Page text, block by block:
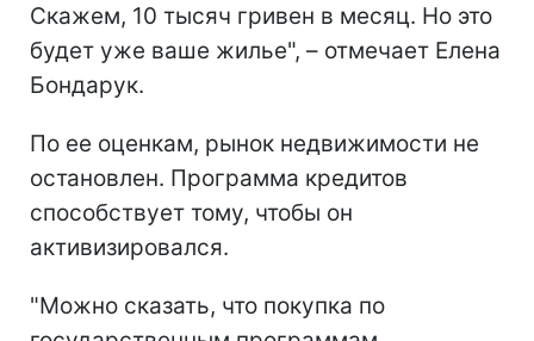
Скажем, 10 тысяч гривен в месяц. Но это
будет уже ваше жилье", – отмечает Елена
Бондарук.
По ее оценкам, рынок недвижимости не
остановлен. Программа кредитов
способствует тому, чтобы он
активизировался.
"Можно сказать, что покупка по